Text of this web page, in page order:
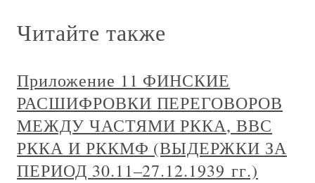
Читайте также
Приложение 11 ФИНСКИЕ
РАСШИФРОВКИ ПЕРЕГОВОРОВ
МЕЖДУ ЧАСТЯМИ РККА, ВВС
РККА И РККМФ (ВЫДЕРЖКИ ЗА
ПЕРИОД 30.11–27.12.1939 гг.)